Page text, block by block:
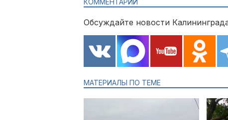
КОММЕНТАРИИ
Обсуждайте новости
МАТЕРИАЛЫ ПО ТЕМЕ